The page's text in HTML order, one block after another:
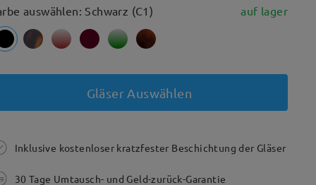
auswählen: Schwarz (C1) auf lager
Gläser Auswählen
Inklusive kostenloser kratzfester Beschichtung der Gläser
30 Tage Umtausch- und Geld-zurück-Garantie